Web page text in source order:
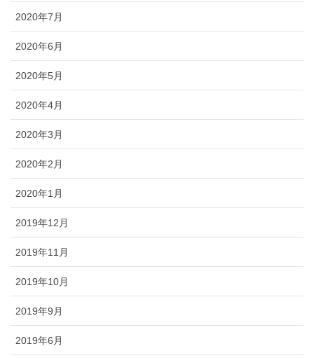
2020年7月
2020年6月
2020年5月
2020年4月
2020年3月
2020年2月
2020年1月
2019年12月
2019年11月
2019年10月
2019年9月
2019年6月